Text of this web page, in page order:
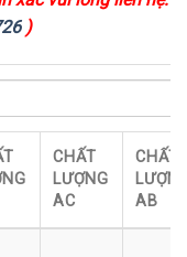
)
CHẤT
LƯỢNG
AC
CHẤT
AB